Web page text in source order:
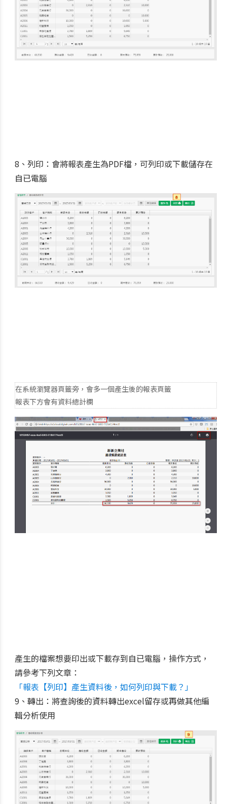
8、列印：會將報表產生為PDF檔，可列印或下載儲存在
自已電腦
在系統瀏覽器頁籤旁，會多一個產生後的報表頁籤
報表下方會有資料總計欄
產生的檔案想要印出或下載存到自已電腦，操作方式，
請參考下列文章：
「報表【列印】產生資料後，如何列印與下載？」
9、轉出：將查詢後的資料轉出excel留存或再做其他編
輯分析使用